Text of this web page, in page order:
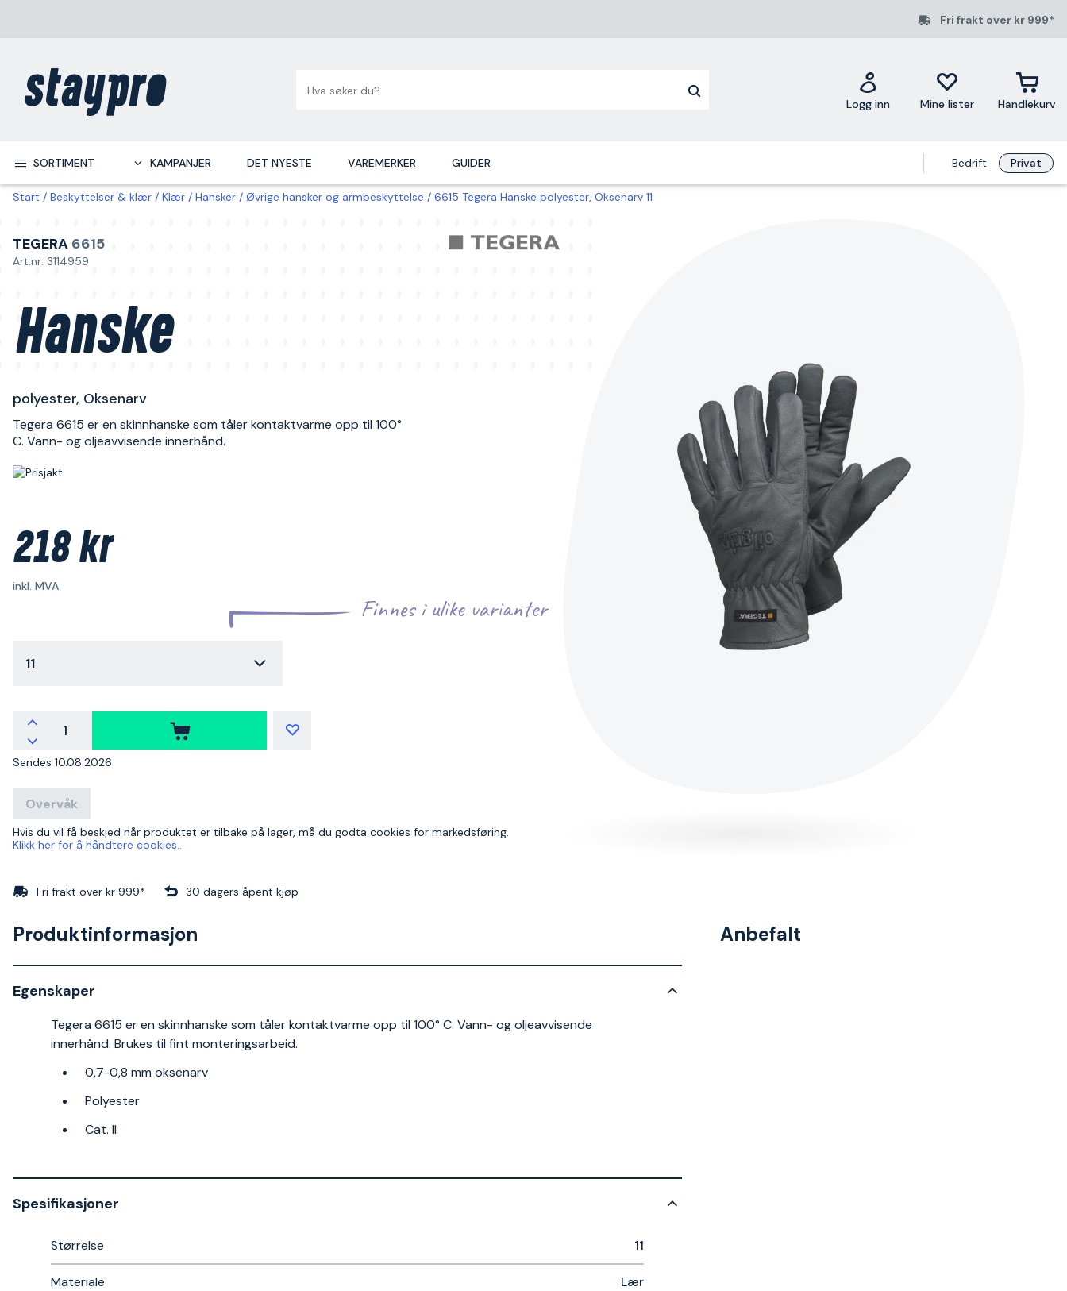
Fri frakt over kr 999*
Logg inn Mine lister Handlekurv
SORTIMENT KAMPANJER DET NYESTE VAREMERKER GUIDER Bedrift Privat
Start Beskyttelser & klær Klær Hansker Øvrige hansker og armbeskyttelse 6615 Tegera Hanske polyester, Oksenarv 11
TEGERA 6615
Art.nr: 3114959
Hanske
polyester, Oksenarv
Tegera 6615 er en skinnhanske som tåler kontaktvarme opp til 100°
C. Vann- og oljeavvisende innerhånd.
218 kr
inkl. MVA
Finnes i ulike varianter
11
Sendes 10.08.2026
Overvåk
Hvis du vil få beskjed når produktet er tilbake på lager, må du godta cookies for markedsføring.
Klikk her for å håndtere cookies..
Fri frakt over kr 999* 30 dagers åpent kjøp
Produktinformasjon
Egenskaper
Tegera 6615 er en skinnhanske som tåler kontaktvarme opp til 100° C. Vann- og oljeavvisende
innerhånd. Brukes til fint monteringsarbeid.
0,7-0,8 mm oksenarv
Polyester
Cat. II
Spesifikasjoner
Størrelse 11
Materiale Lær
Anbefalt